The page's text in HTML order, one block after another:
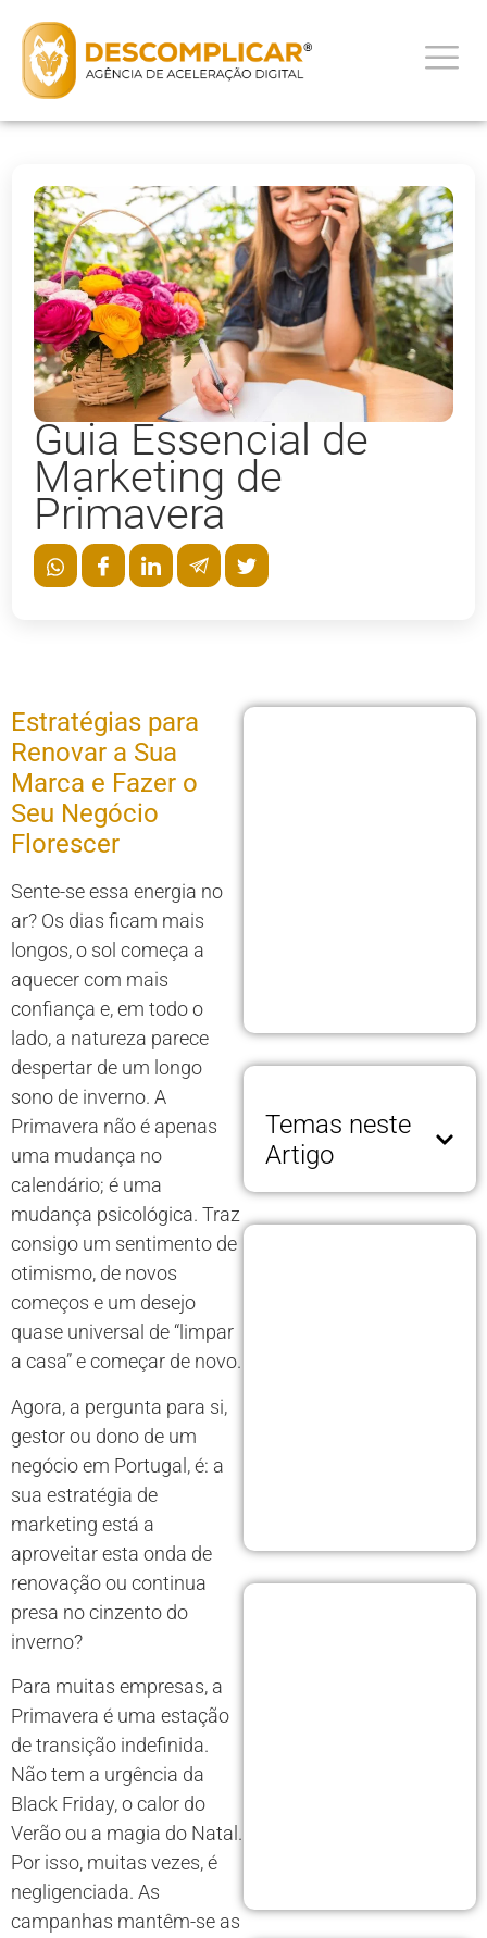
Guia Essencial de
Marketing de
Primavera
Estratégias para
Renovar a Sua
Marca e Fazer o
Seu Negócio
Florescer
Sente-se essa energia no
ar? Os dias ficam mais
longos, o sol começa a
aquecer com mais
confiança e, em todo o
lado, a natureza parece
despertar de um longo
sono de inverno. A
Primavera não é apenas
uma mudança no
calendário; é uma
mudança psicológica. Traz
consigo um sentimento de
otimismo, de novos
começos e um desejo
quase universal de “limpar
a casa” e começar de novo.
Agora, a pergunta para si,
gestor ou dono de um
negócio em Portugal, é: a
sua estratégia de
marketing está a
aproveitar esta onda de
renovação ou continua
presa no cinzento do
inverno?
Para muitas empresas, a
Primavera é uma estação
de transição indefinida.
Não tem a urgência da
Black Friday, o calor do
Verão ou a magia do Natal.
Por isso, muitas vezes, é
negligenciada. As
campanhas mantêm-se as
Temas neste
Artigo